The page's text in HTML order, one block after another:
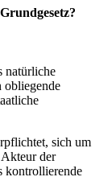
natürliche
obliegende
sich um
der
kontrollierende